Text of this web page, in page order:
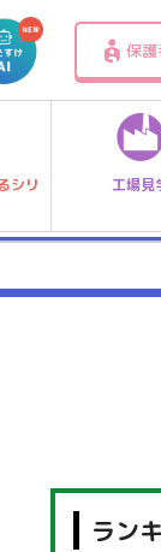
保護
シリ
工場見
ラン